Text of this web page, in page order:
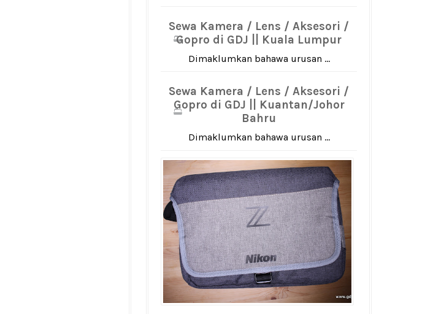
Sewa Kamera / Lens / Aksesori /
Gopro di GDJ || Kuala Lumpur
Dimaklumkan bahawa urusan ...
Sewa Kamera / Lens / Aksesori /
Gopro di GDJ || Kuantan/Johor
Bahru
Dimaklumkan bahawa urusan ...